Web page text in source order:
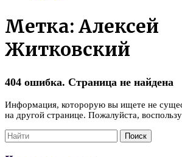
Метка: Алексей
Житковский
404 ошибка. Страница не найдена
Информация, которорую вы ищете не
на другой странице. Пожалуйста,